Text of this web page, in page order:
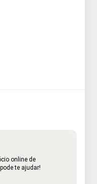
online de
te ajudar!